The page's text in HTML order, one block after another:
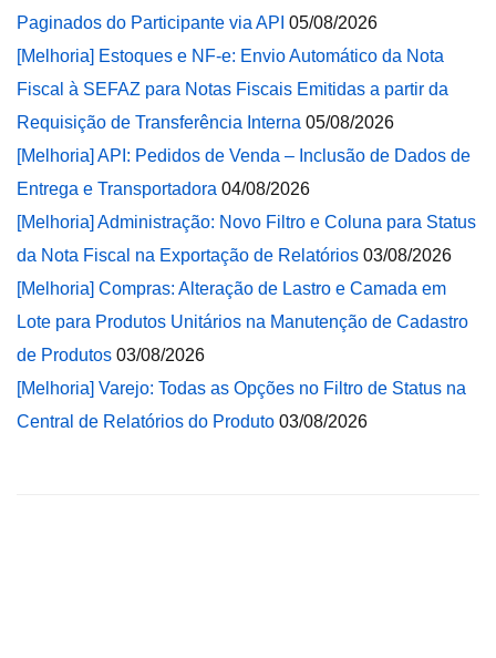
Paginados do Participante via API 05/08/2026
[Melhoria] Estoques e NF-e: Envio Automático da Nota
Fiscal à SEFAZ para Notas Fiscais Emitidas a partir da
Requisição de Transferência Interna 05/08/2026
[Melhoria] API: Pedidos de Venda – Inclusão de Dados de
Entrega e Transportadora 04/08/2026
[Melhoria] Administração: Novo Filtro e Coluna para Status
da Nota Fiscal na Exportação de Relatórios 03/08/2026
[Melhoria] Compras: Alteração de Lastro e Camada em
Lote para Produtos Unitários na Manutenção de Cadastro
de Produtos 03/08/2026
[Melhoria] Varejo: Todas as Opções no Filtro de Status na
Central de Relatórios do Produto 03/08/2026